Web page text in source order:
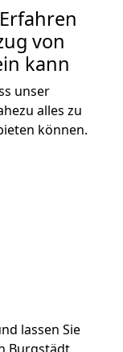
von
kann
unser
alles zu
können.
lassen Sie
Burgstädt